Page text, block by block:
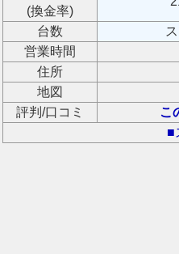
(換金率)
台数
営業時間
住所
地図
評判/口コミ
こ
■